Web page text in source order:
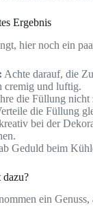
Ergebnis
hier noch ein
Achte darauf, die
cremig und luftig.
die Füllung nicht
die Füllung
bei der
Geduld beim
dazu?
ein